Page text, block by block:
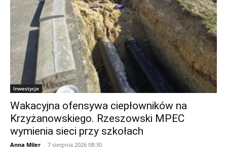
Inwestycje
Wakacyjna ofensywa ciepłowników na
Krzyżanowskiego. Rzeszowski MPEC
wymienia sieci przy szkołach
Anna Miler - 7 sierpnia 2026 08:30